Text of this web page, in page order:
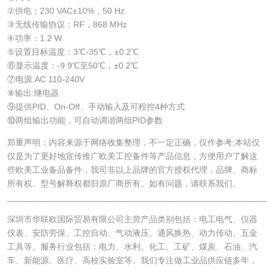
②供电：230 VAC±10%，50 Hz
③无线传输协议：RF，868 MHz
④功率：1.2 W
⑤设置目标温度：3℃-35℃，±0.2℃
⑥显示温度：-9.9℃至50℃，±0.2℃
⑦电源:AC 110-240V
⑧输出:继电器
⑨提供PID、On-Off、手动输入及可程控4种方式
⑩两组输出功能，可自动调谐两组PID参数
郑重声明：内容来源于网络收集整理，不一定正确，仅作参考;本站仅
仅是为了更好地宣传推广欧美工控备件等产品信息，方便用户了解这
些欧美工业备品备件，我司非以上品牌的官方授权代理，品牌、商标
所有权、型号解释权都归原厂商所有。如有问题，请联系我们。
深圳市华联欧国际贸易有限公司主营产品类别包括：电工电气、仪器
仪表、安防劳保、工控自动、气动液压、通风换热、动力传动、五金
工具等。服务行业包括：电力、水利、化工、工矿、煤炭、石油、汽
车、新能源、医疗、高校实验室等。我们专注做工业品供应链多年，